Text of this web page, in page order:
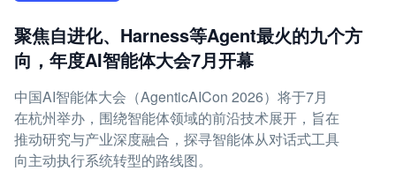
聚焦自进化、Harness等Agent最火的九个方
向，年度AI智能体大会7月开幕
中国AI智能体大会（AgenticAICon 2026）将于7月
在杭州举办，围绕智能体领域的前沿技术展开，旨在
推动研究与产业深度融合，探寻智能体从对话式工具
向主动执行系统转型的路线图。